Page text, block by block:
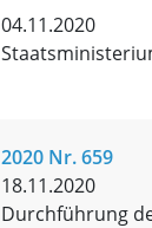
04.11.2020
2020 Nr. 659
18.11.2020
Durchführung